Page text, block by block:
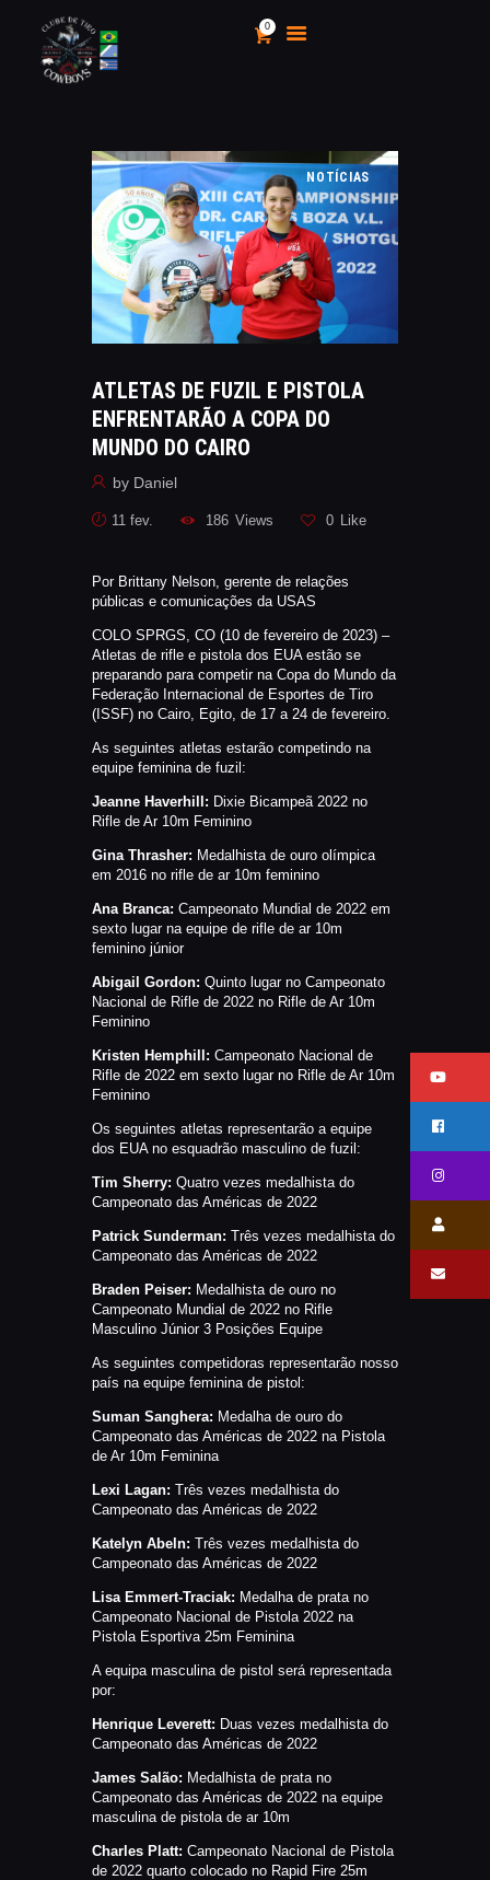
0
CLUBE DE TIRO COWBOYS
HOME
O CLUBE
CALENDÁRIO E
CAMPEONATOS 2025
INSCRIÇÃO
MÍDIA
AS VANTAGENS DE SER
SÓCIO
APOIO AOS CACS
ÁREA TÉCNICA
CATÁLAGOS
NORMAS EB
TIRE ALGUMAS DÚVIDAS
AQUI
RANKING
CERTIFICADO DE CURSOS E
PARTICIPAÇÃO
ESTATUTO
MANEJO DO JAVALI
TROCAS E DEVOLUÇÕES
ÁREA PRIVADA
NOTÍCIAS
ATLETAS DE FUZIL E PISTOLA
ENFRENTARÃO A COPA DO
MUNDO DO CAIRO
by Daniel
11 fev. 186 Views 0 Like
Por Brittany Nelson, gerente de relações
públicas e comunicações da USAS
COLO SPRGS, CO (10 de fevereiro de 2023) –
Atletas de rifle e pistola dos EUA estão se
preparando para competir na Copa do Mundo da
Federação Internacional de Esportes de Tiro
(ISSF) no Cairo, Egito, de 17 a 24 de fevereiro.
As seguintes atletas estarão competindo na
equipe feminina de fuzil:
Jeanne Haverhill: Dixie Bicampeã 2022 no
Rifle de Ar 10m Feminino
Gina Thrasher: Medalhista de ouro olímpica
em 2016 no rifle de ar 10m feminino
Ana Branca: Campeonato Mundial de 2022 em
sexto lugar na equipe de rifle de ar 10m
feminino júnior
Abigail Gordon: Quinto lugar no Campeonato
Nacional de Rifle de 2022 no Rifle de Ar 10m
Feminino
Kristen Hemphill: Campeonato Nacional de
Rifle de 2022 em sexto lugar no Rifle de Ar 10m
Feminino
Os seguintes atletas representarão a equipe
dos EUA no esquadrão masculino de fuzil:
Tim Sherry: Quatro vezes medalhista do
Campeonato das Américas de 2022
Patrick Sunderman: Três vezes medalhista do
Campeonato das Américas de 2022
Braden Peiser: Medalhista de ouro no
Campeonato Mundial de 2022 no Rifle
Masculino Júnior 3 Posições Equipe
As seguintes competidoras representarão nosso
país na equipe feminina de pistol:
Suman Sanghera: Medalha de ouro do
Campeonato das Américas de 2022 na Pistola
de Ar 10m Feminina
Lexi Lagan: Três vezes medalhista do
Campeonato das Américas de 2022
Katelyn Abeln: Três vezes medalhista do
Campeonato das Américas de 2022
Lisa Emmert-Traciak: Medalha de prata no
Campeonato Nacional de Pistola 2022 na
Pistola Esportiva 25m Feminina
A equipa masculina de pistol será representada
por:
Henrique Leverett: Duas vezes medalhista do
Campeonato das Américas de 2022
James Salão: Medalhista de prata no
Campeonato das Américas de 2022 na equipe
masculina de pistola de ar 10m
Charles Platt: Campeonato Nacional de Pistola
de 2022 quarto colocado no Rapid Fire 25m